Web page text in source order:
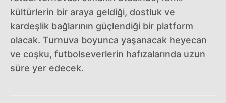
kültürlerin bir araya geldiği, dostluk ve
kardeşlik bağlarının güçlendiği bir platform
olacak. Turnuva boyunca yaşanacak heyecan
ve coşku, futbolseverlerin hafızalarında uzun
süre yer edecek.